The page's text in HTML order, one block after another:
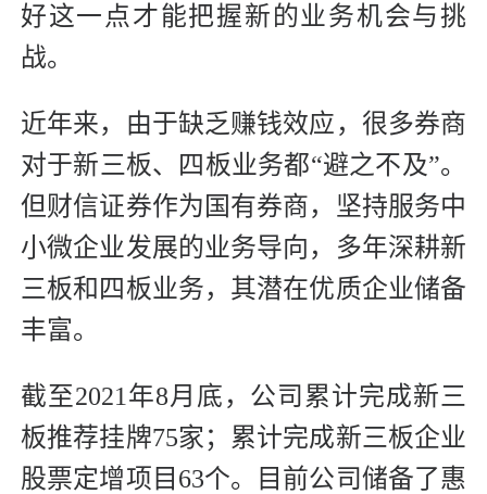
好这一点才能把握新的业务机会与挑
战。
近年来，由于缺乏赚钱效应，很多券商
对于新三板、四板业务都“避之不及”。
但财信证券作为国有券商，坚持服务中
小微企业发展的业务导向，多年深耕新
三板和四板业务，其潜在优质企业储备
丰富。
截至2021年8月底，公司累计完成新三
板推荐挂牌75家；累计完成新三板企业
股票定增项目63个。目前公司储备了惠